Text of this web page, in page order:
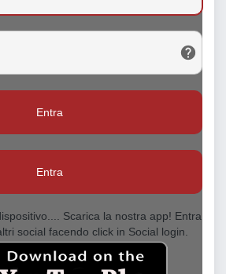
Entra
Entra
Scarica la nostra app! Entra
social facendo click in Social login.